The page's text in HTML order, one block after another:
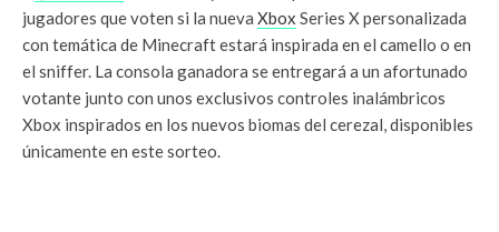
jugadores que voten si la nueva Xbox Series X personalizada
con temática de Minecraft estará inspirada en el camello o en
el sniffer. La consola ganadora se entregará a un afortunado
votante junto con unos exclusivos controles inalámbricos
Xbox inspirados en los nuevos biomas del cerezal, disponibles
únicamente en este sorteo.